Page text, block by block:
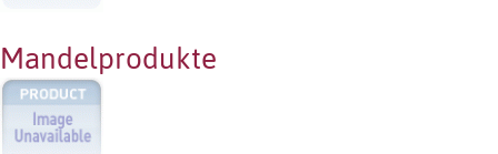
Mandelprodukte